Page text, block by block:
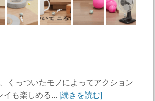
くっついたモノによってアクション
も楽しめる... [続きを読む]